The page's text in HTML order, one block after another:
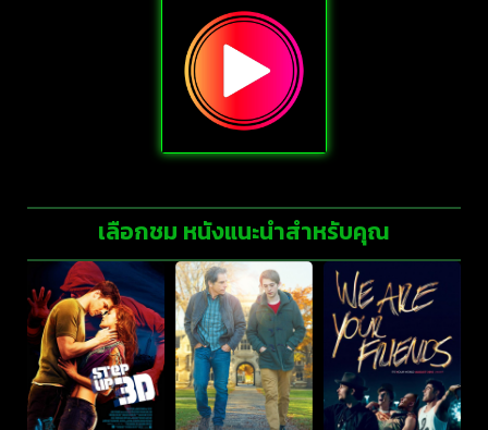
เลือกชม หนังแนะนำสำหรับคุณ